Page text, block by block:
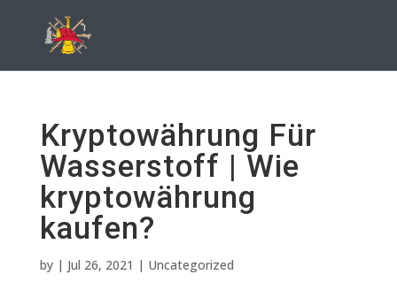
Kryptowährung Für
Wasserstoff | Wie
kryptowährung
kaufen?
by | Jul 26, 2021 | Uncategorized